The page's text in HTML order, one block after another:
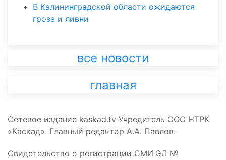
В Калининградской области ожидаются
гроза и ливни
все новости
главная
Сетевое издание kaskad.tv Учредитель ООО НТРК
«Каскад». Главный редактор А.А. Павлов.
Свидетельство о регистрации СМИ ЭЛ №